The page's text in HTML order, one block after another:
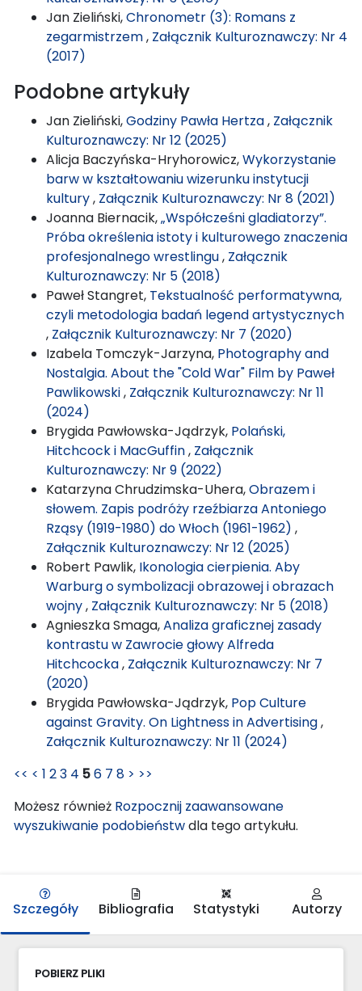
Jan Zieliński,Chronometr (3): Romans z
zegarmistrzem, Załącznik Kulturoznawczy: Nr 4
(2017)
Podobne artykuły
Jan Zieliński,Godziny Pawła Hertza, Załącznik
Kulturoznawczy: Nr 12 (2025)
Alicja Baczyńska-Hryhorowicz,Wykorzystanie
barw w kształtowaniu wizerunku instytucji
kultury, Załącznik Kulturoznawczy: Nr 8 (2021)
Joanna Biernacik,„Współcześni gladiatorzy”.
Próba określenia istoty i kulturowego znaczenia
profesjonalnego wrestlingu, Załącznik
Kulturoznawczy: Nr 5 (2018)
Paweł Stangret, Tekstualność performatywna,
czyli metodologia badań legend artystycznych
, Załącznik Kulturoznawczy: Nr 7 (2020)
Izabela Tomczyk-Jarzyna, Photography and
Nostalgia. About the "Cold War" Film by Paweł
Pawlikowski, Załącznik Kulturoznawczy: Nr 11
(2024)
Brygida Pawłowska-Jądrzyk, Polański,
Hitchcock i MacGuffin, Załącznik
Kulturoznawczy: Nr 9 (2022)
Katarzyna Chrudzimska-Uhera,Obrazem i
słowem. Zapis podróży rzeźbiarza Antoniego
Rząsy (1919-1980) do Włoch (1961-1962) ,
Załącznik Kulturoznawczy: Nr 12 (2025)
Robert Pawlik, Ikonologia cierpienia. Aby
Warburg o symbolizacji obrazowej i obrazach
wojny, Załącznik Kulturoznawczy: Nr 5 (2018)
Agnieszka Smaga,Analiza graficznej zasady
kontrastu w Zawrocie głowy Alfreda
Hitchcocka, Załącznik Kulturoznawczy: Nr 7
(2020)
Brygida Pawłowska-Jądrzyk, Pop Culture
against Gravity. On Lightness in Advertising,
Załącznik Kulturoznawczy: Nr 11 (2024)
<< < 1 23 4 56 7 8 > >>
Możesz również Rozpocznij zaawansowane
wyszukiwanie podobieństwdla tego artykułu.
Szczegóły Bibliografia Statystyki Autorzy
POBIERZ PLIKI